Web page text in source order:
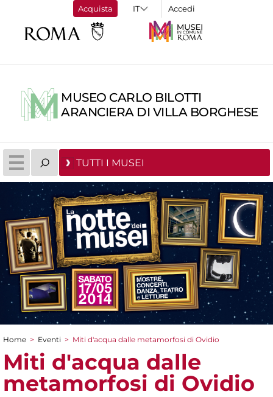
Acquista Accedi
MUSEO CARLO BILOTTI
ARANCIERA DI VILLA BORGHESE
TUTTI I MUSEI
Tu sei qui
Home > Eventi > Miti d'acqua dalle metamorfosi di Ovidio
Miti d'acqua dalle
metamorfosi di Ovidio